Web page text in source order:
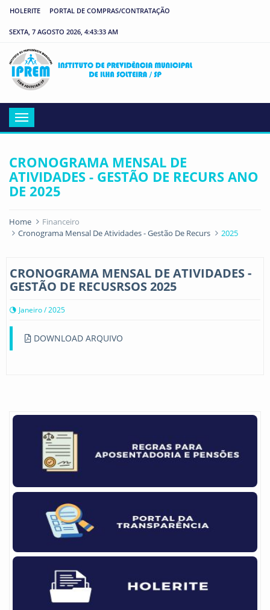
HOLERITE PORTAL DE COMPRAS/CONTRATAÇÃO
SEXTA, 7 AGOSTO 2026, 4:43:33 AM
Menu
CRONOGRAMA MENSAL DE
ATIVIDADES - GESTÃO DE RECURS ANO
DE 2025
Home
Financeiro
Cronograma Mensal De Atividades - Gestão De Recurs
2025
CRONOGRAMA MENSAL DE ATIVIDADES -
GESTÃO DE RECUSRSOS 2025
Janeiro / 2025
DOWNLOAD ARQUIVO